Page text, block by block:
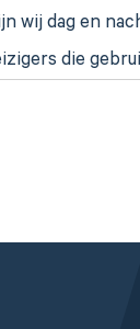
dag en
die